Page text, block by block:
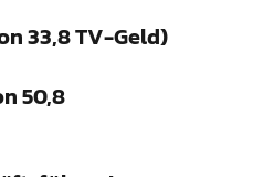
33,8 TV-Geld)
50,8